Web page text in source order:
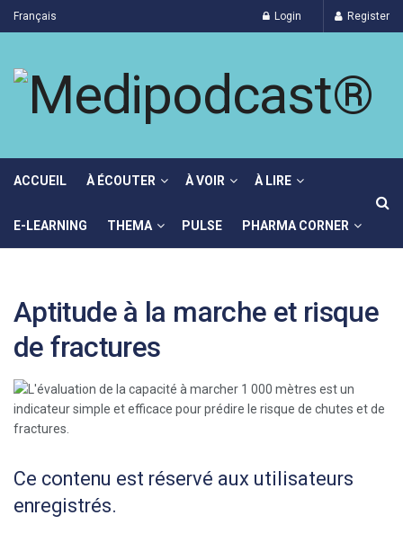
Français Login Register
ACCUEIL À ÉCOUTER À VOIR À LIRE
E-LEARNING THEMA PULSE PHARMA CORNER
Aptitude à la marche et risque
de fractures
Ce contenu est réservé aux utilisateurs
enregistrés.